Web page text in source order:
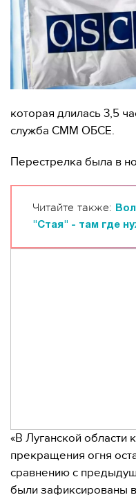
которая длилась 3,5
служба СММ ОБСЕ.
Перестрелка была в
Читайте также:
"Стая" - там где
«В Луганской области
прекращения огня
сравнению с
были зафиксированы